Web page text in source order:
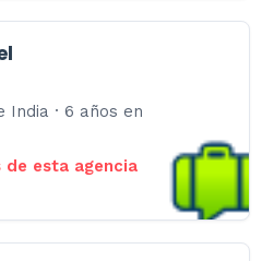
India · 6 años en
esta agencia